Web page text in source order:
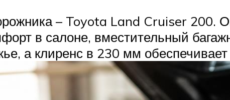
– Toyota Land Cruiser 200.
в салоне, вместительный
а клиренс в 230 мм